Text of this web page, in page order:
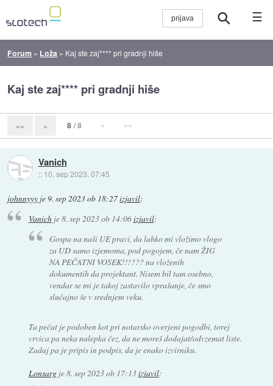
☰
Forum » Loža » Kaj ste zaj**** pri gradnji hiše
Kaj ste zaj**** pri gradnji hiše
«« « 8 / 8 » »»
Vanich
:: 10. sep 2023, 07:45
johnnyyy je9. sep 2023 ob 18:27izjavil:
Vanichje8. sep 2023 ob 14:06izjavil:
Gospa na naši UE pravi, da lahko mi vložimo vlogo
za UD samoizjemoma, pod pogojem, če nam ŽIG
NA PEČATNI VOSEK!!!??? na vloženih
dokumentih da projektant. Nisem bil tam osebno,
vendar se mi je takoj zastavilo vprašanje, če smo
slučajno še v srednjem veku.
Ta pečat je podoben kot pri notarsko overjeni pogodbi, torej
vrvica pa neka nalepka čez, da ne moreš dodajat/odvzemat liste.
Zadaj pa je pripis in podpis, da je enako izvirniku.
Lonsargje8. sep 2023 ob 17:13izjavil: